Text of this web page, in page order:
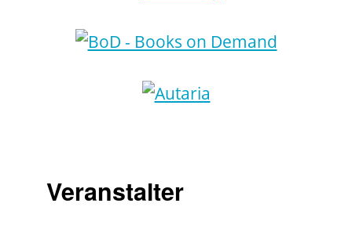
Veranstalter